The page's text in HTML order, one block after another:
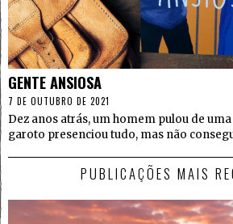
GENTE ANSIOSA
7 DE OUTUBRO DE 2021
Dez anos atrás, um homem pulou de
garoto presenciou tudo, mas não
PUBLICAÇÕES MAIS